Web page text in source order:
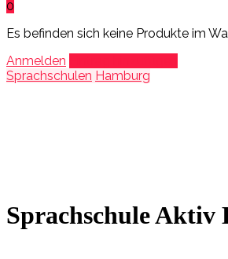
0
Es befinden sich keine Produkte im
Anmelden
Sprachschulen Hamburg
Sprachschule Aktiv